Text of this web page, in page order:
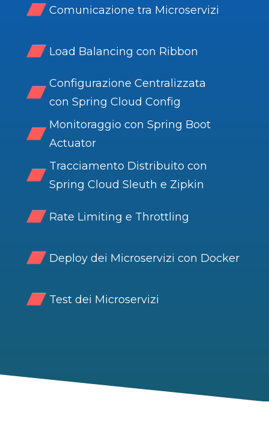
Comunicazione tra Microservizi
Load Balancing con Ribbon
Configurazione Centralizzata
con Spring Cloud Config
Monitoraggio con Spring Boot
Actuator
Tracciamento Distribuito con
Spring Cloud Sleuth e Zipkin
Rate Limiting e Throttling
Deploy dei Microservizi con Docker
Test dei Microservizi